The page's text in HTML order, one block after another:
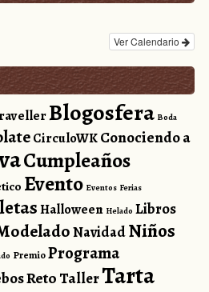
Ver Calendario
Blogosfera Boda
CirculoWKConociendo a
Cumpleaños
Evento Eventos Ferias
Halloween Helado Libros
NavidadNiños
PremioPrograma
Reto TallerTarta